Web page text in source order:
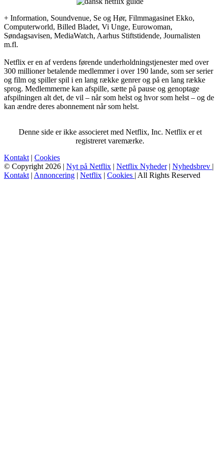
+ Information, Soundvenue, Se og Hør, Filmmagasinet Ekko,
Computerworld, Billed Bladet, Vi Unge, Eurowoman,
Søndagsavisen, MediaWatch, Aarhus Stiftstidende, Journalisten
m.fl.
Netflix er en af verdens førende underholdningstjenester med over
300 millioner betalende medlemmer i over 190 lande, som ser serier
og film og spiller spil i en lang række genrer og på en lang række
sprog. Medlemmerne kan afspille, sætte på pause og genoptage
afspilningen alt det, de vil – når som helst og hvor som helst – og de
kan ændre deres abonnement når som helst.
Denne side er ikke associeret med Netflix, Inc. Netflix er et
registreret varemærke.
Kontakt | Cookies
© Copyright 2026 | Nyt på Netflix | Netflix Nyheder| Nyhedsbrev |
Kontakt | Annoncering | Netflix | Cookies | All Rights Reserved